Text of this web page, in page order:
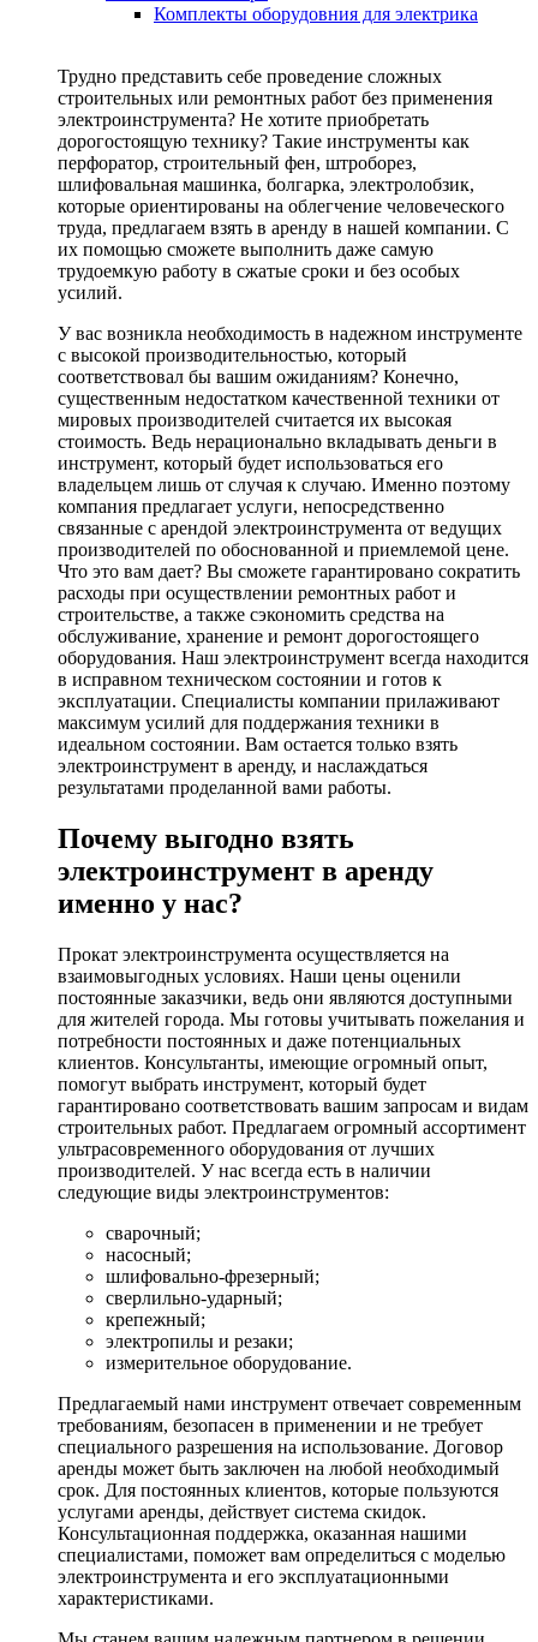
Комплекты оборудовния для электрика
Трудно представить себе проведение сложных
строительных или ремонтных работ без применения
электроинструмента? Не хотите приобретать
дорогостоящую технику? Такие инструменты как
перфоратор, строительный фен, штроборез,
шлифовальная машинка, болгарка, электролобзик,
которые ориентированы на облегчение человеческого
труда, предлагаем взять в аренду в нашей компании. С
их помощью сможете выполнить даже самую
трудоемкую работу в сжатые сроки и без особых
усилий.
У вас возникла необходимость в надежном инструменте
с высокой производительностью, который
соответствовал бы вашим ожиданиям? Конечно,
существенным недостатком качественной техники от
мировых производителей считается их высокая
стоимость. Ведь нерационально вкладывать деньги в
инструмент, который будет использоваться его
владельцем лишь от случая к случаю. Именно поэтому
компания предлагает услуги, непосредственно
связанные с арендой электроинструмента от ведущих
производителей по обоснованной и приемлемой цене.
Что это вам дает? Вы сможете гарантировано сократить
расходы при осуществлении ремонтных работ и
строительстве, а также сэкономить средства на
обслуживание, хранение и ремонт дорогостоящего
оборудования. Наш электроинструмент всегда находится
в исправном техническом состоянии и готов к
эксплуатации. Специалисты компании прилаживают
максимум усилий для поддержания техники в
идеальном состоянии. Вам остается только взять
электроинструмент в аренду, и наслаждаться
результатами проделанной вами работы.
Почему выгодно взять
электроинструмент в аренду
именно у нас?
Прокат электроинструмента осуществляется на
взаимовыгодных условиях. Наши цены оценили
постоянные заказчики, ведь они являются доступными
для жителей города. Мы готовы учитывать пожелания и
потребности постоянных и даже потенциальных
клиентов. Консультанты, имеющие огромный опыт,
помогут выбрать инструмент, который будет
гарантировано соответствовать вашим запросам и видам
строительных работ. Предлагаем огромный ассортимент
ультрасовременного оборудования от лучших
производителей. У нас всегда есть в наличии
следующие виды электроинструментов:
сварочный;
насосный;
шлифовально-фрезерный;
сверлильно-ударный;
крепежный;
электропилы и резаки;
измерительное оборудование.
Предлагаемый нами инструмент отвечает современным
требованиям, безопасен в применении и не требует
специального разрешения на использование. Договор
аренды может быть заключен на любой необходимый
срок. Для постоянных клиентов, которые пользуются
услугами аренды, действует система скидок.
Консультационная поддержка, оказанная нашими
специалистами, поможет вам определиться с моделью
электроинструмента и его эксплуатационными
характеристиками.